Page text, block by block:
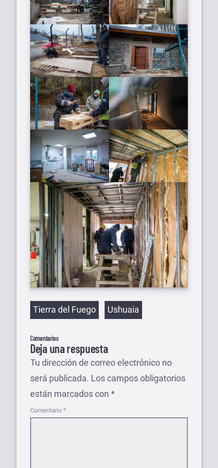
Etiquetas
Tierra del Fuego Ushuaia
Comentarios
Deja una respuesta
Tu dirección de correo electrónico no
será publicada. Los campos obligatorios
están marcados con *
Comentario *